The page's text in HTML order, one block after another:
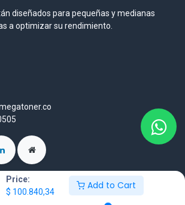
Price:
$ 100.840,34
Add to Cart
diseñados para pequeñas y medianas
a optimizar su rendimiento.